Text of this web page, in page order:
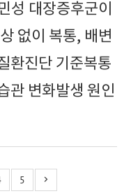
성 대장증후군이
없이 복통, 배변
환진단 기준복통
관 변화발생 원인
5